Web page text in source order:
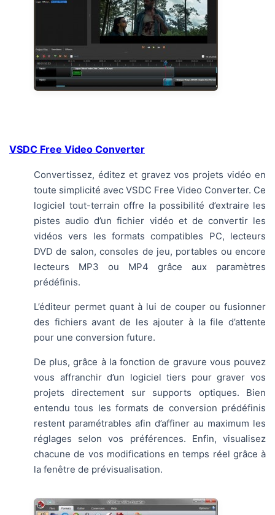
VSDC Free Video Converter
Convertissez, éditez et gravez vos projets vidéo en
toute simplicité avec VSDC Free Video Converter. Ce
logiciel tout-terrain offre la possibilité d’extraire les
pistes audio d’un fichier vidéo et de convertir les
vidéos vers les formats compatibles PC, lecteurs
DVD de salon, consoles de jeu, portables ou encore
lecteurs MP3 ou MP4 grâce aux paramètres
prédéfinis.
L’éditeur permet quant à lui de couper ou fusionner
des fichiers avant de les ajouter à la file d’attente
pour une conversion future.
De plus, grâce à la fonction de gravure vous pouvez
vous affranchir d’un logiciel tiers pour graver vos
projets directement sur supports optiques. Bien
entendu tous les formats de conversion prédéfinis
restent paramétrables afin d’affiner au maximum les
réglages selon vos préférences. Enfin, visualisez
chacune de vos modifications en temps réel grâce à
la fenêtre de prévisualisation.